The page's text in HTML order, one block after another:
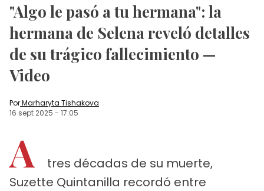
"Algo le pasó a tu hermana": la
hermana de Selena reveló detalles
de su trágico fallecimiento —
Video
PorMarharyta Tishakova
16 sept 2025 - 17:05
A
tres décadas de su muerte,
Suzette Quintanilla recordó entre